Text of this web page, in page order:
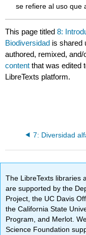
se refiere al uso que
This page titled8:
Biodiversidad is shared
authored, remixed,
content that was edited
LibreTexts platform.
The LibreTexts libraries
are supported by the
Project, the UC Davis
the California State
Program, and Merlot.
Science Foundation